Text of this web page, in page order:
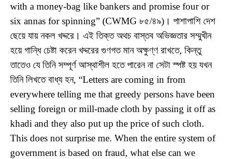
with a money-bag like bankers and promise four or
six annas for spinning” (CWMG ৮৫/৪৯)। পাশাপাশি দেশ
ছেয়ে যায় নকল খদ্দরে। এই তিক্ত অথচ বাস্তব অভিজ্ঞতার সম্মুখীন
হয়ে গান্ধি চেষ্টা করেন খদ্দরের গুণগত মান অক্ষুণ্ণ রাখতে, কিন্তু
তাতেও যে তিনি সম্পূর্ণ আস্থাশীল হতে পারেন না সেটা স্পষ্ট হয় যখন
তিনি লিখতে বাধ্য হন, “Letters are coming in from
everywhere telling me that greedy persons have been
selling foreign or mill-made cloth by passing it off as
khadi and they also put up the price of such cloth.
This does not surprise me. When the entire system of
government is based on fraud, what else can we